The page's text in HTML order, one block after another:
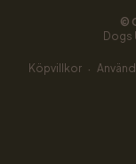
©
Dogs
Köpvillkor ·